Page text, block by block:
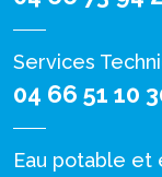
Services
04 66 51 10
Eau potable et